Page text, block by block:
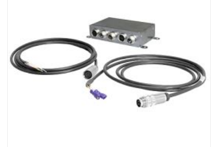
• Uuden sukupolven CMOS-tunnistin
• Pyörintäliike täydet 360°
• 0,5-metrinen videokaapeli 7p ja 0,5-metrinen vesiletku venttiilillä
vesipumppuun yhdistämistä varten
• • ATVC I/O -rasia ja ATVC-kamera yhdistetään toisiinsa 7-
napaisilla liittimillä varustetulla johdolla